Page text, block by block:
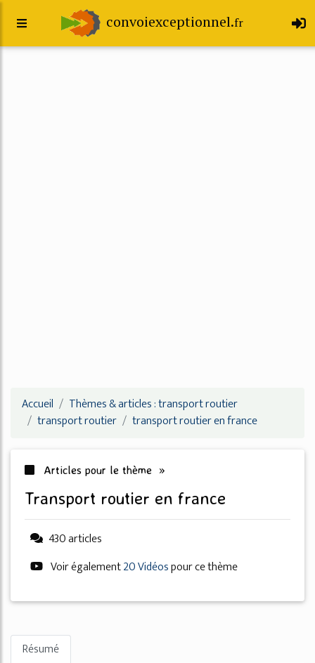
convoiexceptionnel.fr
Accueil
Thèmes & articles : transport routier
transport routier
transport routier en france
Articles pour le thème »
transport routier en france
430 articles
Voir également20 Vidéospour ce thème
Résumé